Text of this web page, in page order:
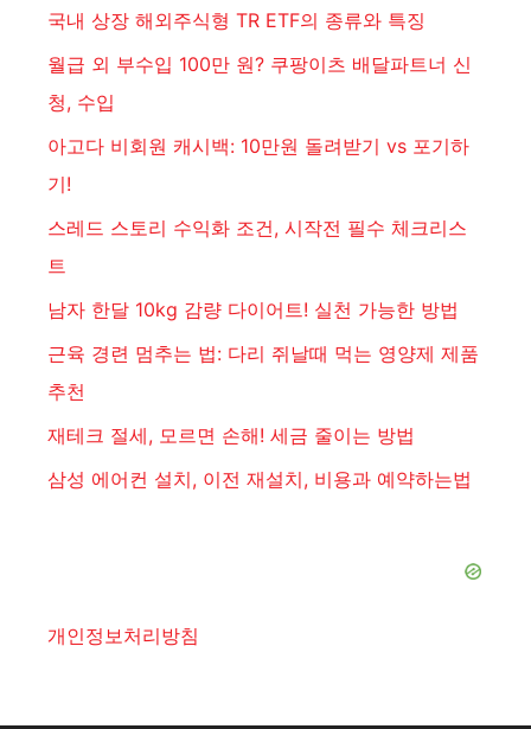
국내 상장 해외주식형 TR ETF의 종류와 특징
월급 외 부수입 100만 원? 쿠팡이츠 배달파트너 신
청, 수입
아고다 비회원 캐시백: 10만원 돌려받기 vs 포기하
기!
스레드 스토리 수익화 조건, 시작전 필수 체크리스
트
남자 한달 10kg 감량 다이어트! 실천 가능한 방법
근육 경련 멈추는 법: 다리 쥐날때 먹는 영양제 제품
추천
재테크 절세, 모르면 손해! 세금 줄이는 방법
삼성 에어컨 설치, 이전 재설치, 비용과 예약하는법
개인정보처리방침